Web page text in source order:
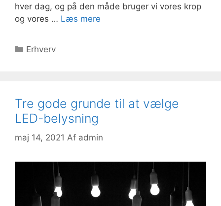
hver dag, og på den måde bruger vi vores krop
og vores … Læs mere
Kategorier
Erhverv
Tre gode grunde til at vælge
LED-belysning
maj 14, 2021 Af admin